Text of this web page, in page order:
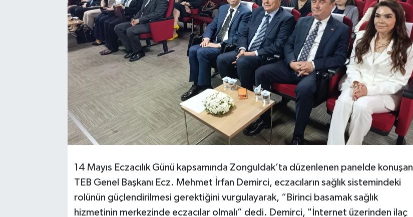
14 Mayıs Eczacılık Günü kapsamında Zonguldak’ta düzenlenen panelde konuşan
TEB Genel Başkanı Ecz. Mehmet İrfan Demirci, eczacıların sağlık sistemindeki
rolünün güçlendirilmesi gerektiğini vurgulayarak, “Birinci basamak sağlık
hizmetinin merkezinde eczacılar olmalı” dedi. Demirci, "İnternet üzerinden ilaç